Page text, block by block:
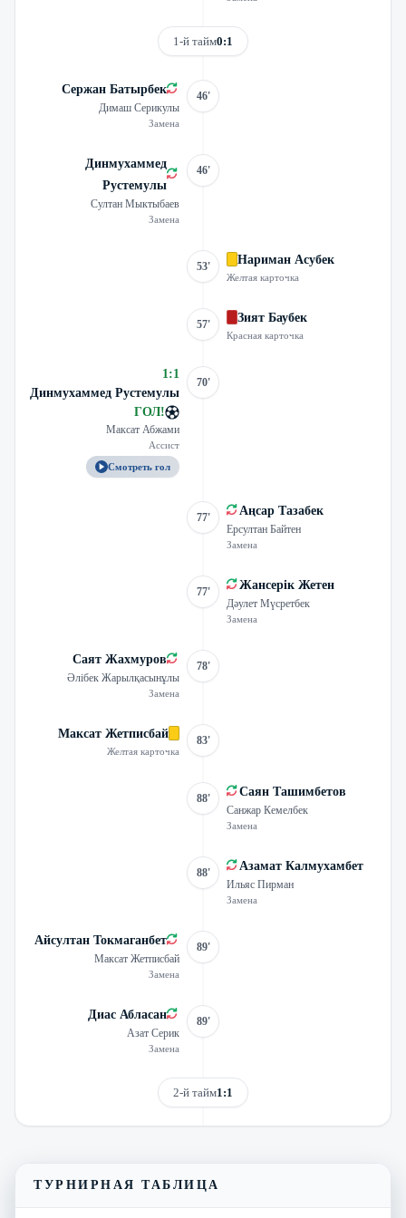
1-й тайм0:1
Сержан Батырбек
Димаш Серикулы
Замена
46'
Динмухаммед
Рустемулы
Султан Мыктыбаев
Замена
46'
53' Нариман Асубек
Желтая карточка
57' Зият Баубек
Красная карточка
1:1
Динмухаммед Рустемулы
ГОЛ!
Максат Абжами
Ассист
Смотреть гол
70'
77' Аңсар Тазабек
Ерсултан Байтен
Замена
77' Жансерік Жетен
Дәулет Мүсретбек
Замена
Саят Жахмуров
Әлібек Жарылқасынұлы
Замена
78'
Максат Жетписбай
Желтая карточка
83'
88' Саян Ташимбетов
Санжар Кемелбек
Замена
88' Азамат Калмухамбет
Ильяс Пирман
Замена
Айсултан Токмаганбет
Максат Жетписбай
Замена
89'
Диас Абласан
Азат Серик
Замена
89'
2-й тайм1:1
ТУРНИРНАЯ ТАБЛИЦА